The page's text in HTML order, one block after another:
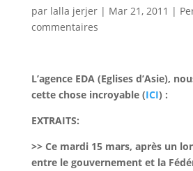
par lalla jerjer| Mar 21, 2011 |
commentaires
L’agence EDA (Eglises d’Asie),
cette chose incroyable (ICI) :
EXTRAITS:
>> Ce mardi 15 mars, après un
entre le gouvernement et la